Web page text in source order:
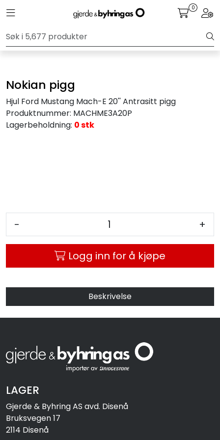
Toggle navigation 0
Nokian pigg
Hjul Ford Mustang Mach-E 20'' Antrasitt pigg
Produktnummer: MACHME3A20P
Lagerbeholdning: 0 stk
- +
Logg inn for å kjøpe
Beskrivelse
LAGER
Gjerde & Byhring AS avd. Disenå
Bruksvegen 17
2114 Disenå
Personbil
Lastebil
Tilbudstorget